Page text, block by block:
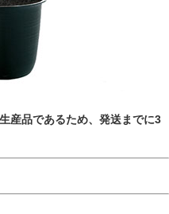
産品であるため、発送までに3